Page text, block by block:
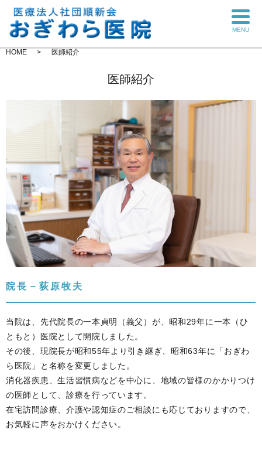
MENU
HOME 医師紹介
医師紹介
院長－荻原牧夫
当院は、先代院長の一本貞明（義父）が、昭和29年に一本（ひ
ともと）医院として開院しました。
その後、現院長が昭和55年より引き継ぎ、昭和63年に「おぎわ
ら医院」と名称を変更しました。
消化器疾患、生活習慣病などを中心に、地域の皆様のかかりつけ
の医師として、診療を行っています。
在宅訪問診療、介護や認知症のご相談にも応じておりますので、
お気軽に声をおかけください。